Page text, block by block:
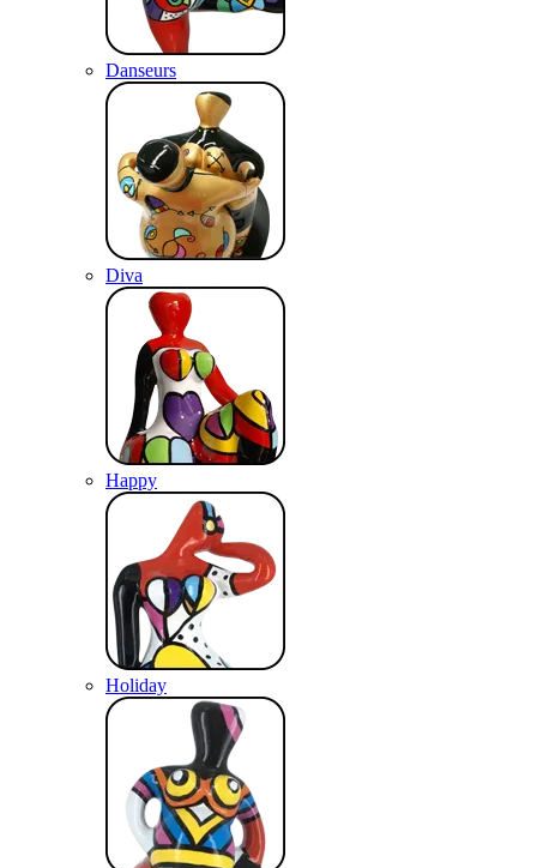
Danseurs
Diva
Happy
Holiday